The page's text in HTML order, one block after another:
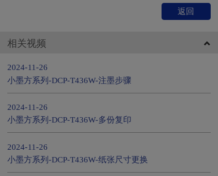
返回
相关视频
2024-11-26
小墨方系列-DCP-T436W-注墨步骤
2024-11-26
小墨方系列-DCP-T436W-多份复印
2024-11-26
小墨方系列-DCP-T436W-纸张尺寸更换